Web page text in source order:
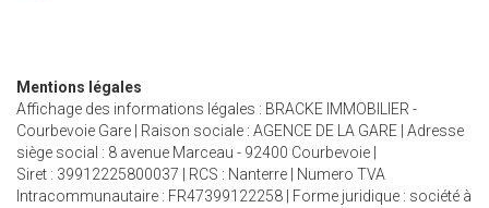
Mentions légales
Affichage des informations légales : BRACKE IMMOBILIER -
Courbevoie Gare | Raison sociale : AGENCE DE LA GARE | Adresse
siège social : 8 avenue Marceau - 92400 Courbevoie |
Siret : 39912225800037 | RCS : Nanterre | Numero TVA
Intracommunautaire : FR47399122258 | Forme juridique : société à